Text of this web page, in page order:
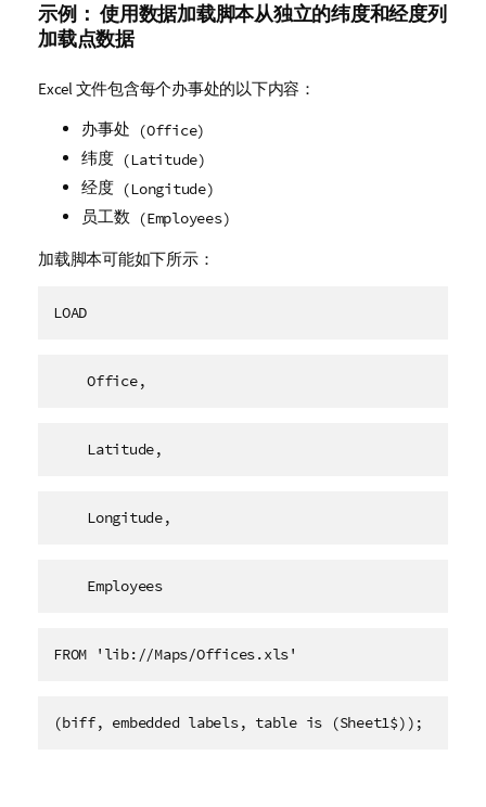
示例： 使用数据加载脚本从独立的纬度和经度列
加载点数据
Excel 文件包含每个办事处的以下内容：
办事处 (Office)
纬度(Latitude)
经度(Longitude)
员工数(Employees)
加载脚本可能如下所示：
LOAD
    Office,
    Latitude,
    Longitude,
    Employees
FROM 'lib://Maps/Offices.xls'
(biff, embedded labels, table is (Sheet1$));